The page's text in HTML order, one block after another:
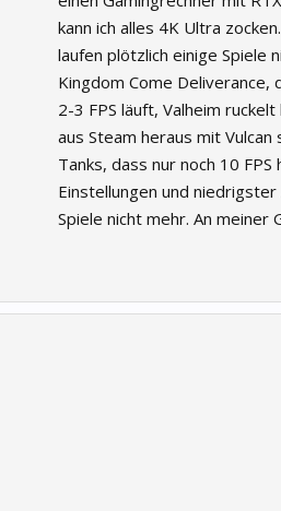
kann ich alles 4K Ultra
laufen plötzlich einige Spiele
Kingdom Come Deliverance,
2-3 FPS läuft, Valheim
aus Steam heraus mit
Tanks, dass nur noch 10
Einstellungen und
Spiele nicht mehr. An meiner